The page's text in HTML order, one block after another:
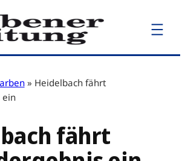
» Heidelbach fährt
ein
fährt